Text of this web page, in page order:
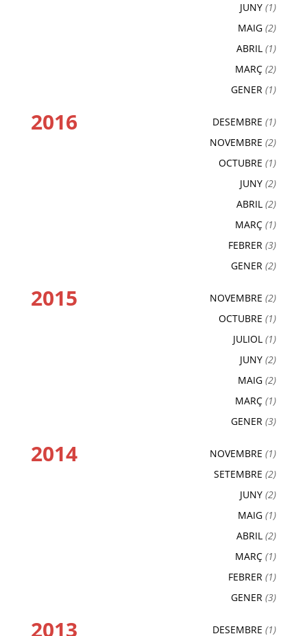
JUNY (1)
MAIG (2)
ABRIL (1)
MARÇ (2)
GENER (1)
2016 DESEMBRE (1)
NOVEMBRE (2)
OCTUBRE (1)
JUNY (2)
ABRIL (2)
MARÇ (1)
FEBRER (3)
GENER (2)
2015 NOVEMBRE (2)
OCTUBRE (1)
JULIOL (1)
JUNY (2)
MAIG (2)
MARÇ (1)
GENER (3)
2014 NOVEMBRE (1)
SETEMBRE (2)
JUNY (2)
MAIG (1)
ABRIL (2)
MARÇ (1)
FEBRER (1)
GENER (3)
2013 DESEMBRE (1)